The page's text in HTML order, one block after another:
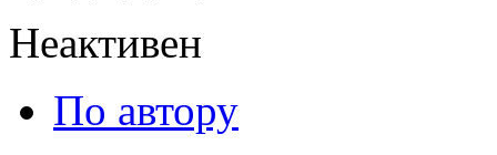
Неактивен
По автору